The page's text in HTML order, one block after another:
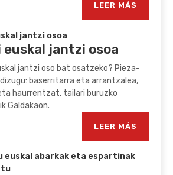
LEER MÁS
euskal jantzi osoa
jantzi oso bat osatzeko? Pieza-
baserritarra eta arrantzalea,
haurrentzat, tailari buruzko
Galdakaon.
LEER MÁS